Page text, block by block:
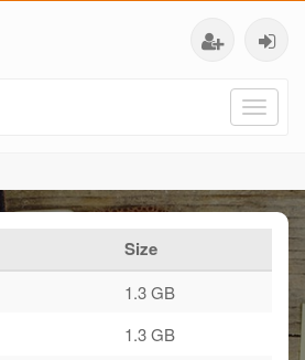
Size
1.3 GB
1.3 GB